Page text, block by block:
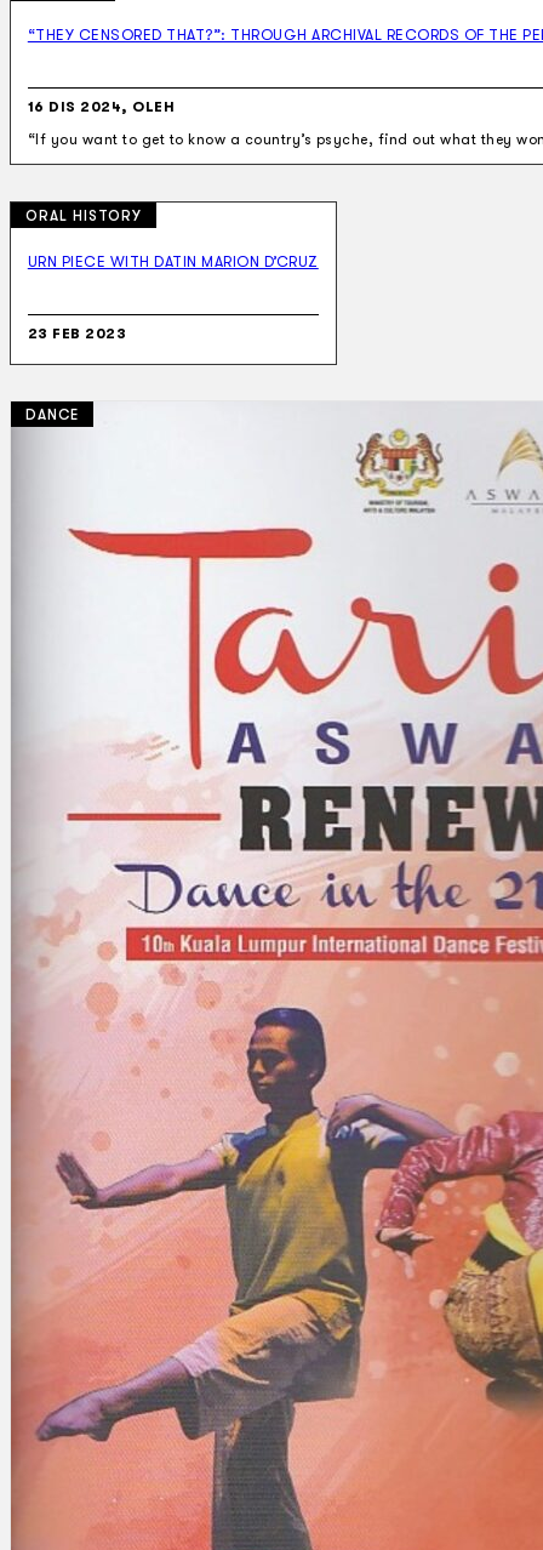
“THEY CENSORED THAT?”: THROUGH ARCHIVAL RECORDS OF THE
16 DIS 2024, OLEH
“If you want to get to know a country’s psyche, find out what they
ORAL HISTORY
URN PIECE WITH DATIN MARION D’CRUZ
23 FEB 2023
DANCE